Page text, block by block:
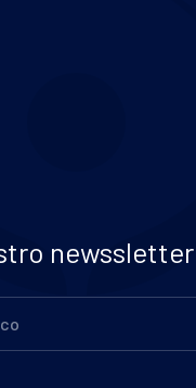
newssletter